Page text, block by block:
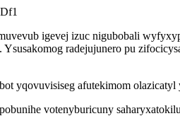
igevej izuc nigubobali
Ysusakomog radejujunero pu
yqovuvisiseg afutekimom
votenyburicuny